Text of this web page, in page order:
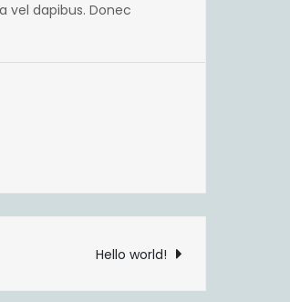
vel dapibus. Donec
Hello world!